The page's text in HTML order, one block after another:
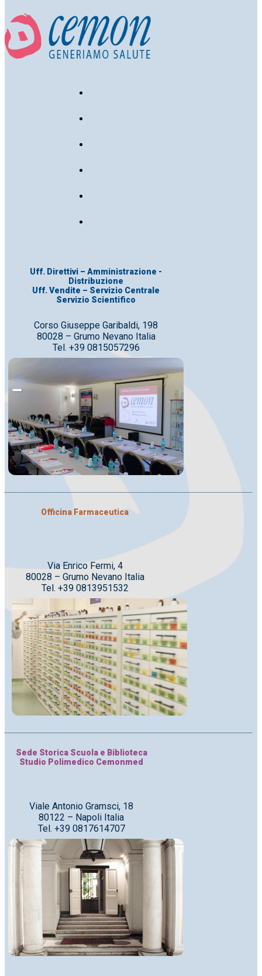
Uff. Direttivi – Amministrazione -
Distribuzione
Uff. Vendite – Servizio Centrale
Servizio Scientifico
Corso Giuseppe Garibaldi, 198
80028 – Grumo Nevano Italia
Tel. +39 0815057296
Officina Farmaceutica
Via Enrico Fermi, 4
80028 – Grumo Nevano Italia
Tel. +39 0813951532
Sede Storica Scuola e Biblioteca
Studio Polimedico Cemonmed
Viale Antonio Gramsci, 18
80122 – Napoli Italia
Tel. +39 0817614707